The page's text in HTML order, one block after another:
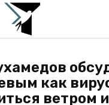
как
ветром